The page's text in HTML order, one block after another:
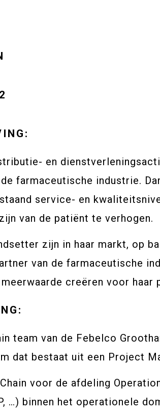
en
farmaceutische industrie.
service- en
van de patiënt te verhogen.
zijn in haar markt, op
van de farmaceutische
creëren voor haar
team van de Febelco
dat bestaat uit een Project
voor de afdeling
…) binnen het operationele